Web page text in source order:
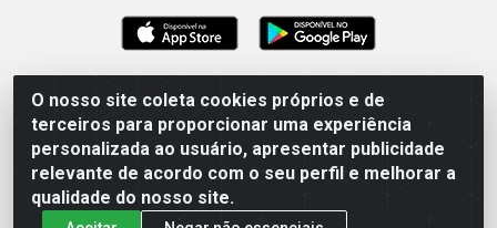
O nosso site coleta cookies próprios e de
terceiros para proporcionar uma experiência
personalizada ao usuário, apresentar publicidade
relevante de acordo com o seu perfil e melhorar a
qualidade do nosso site.
Esperança Nordeste - Rua Professor Caldas Filho, 291 -
Estância - Recife / PE CEP: 50771-335 - CNPJ
03.666.136/0001-23